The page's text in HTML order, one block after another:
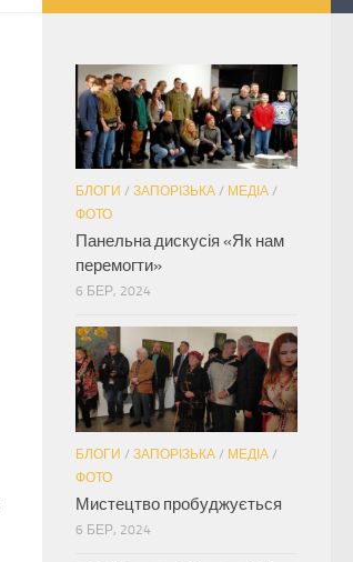
БЛОГИ / ЗАПОРІЗЬКА / МЕДІА /
ФОТО
Панельна дискусія «Як нам
перемогти»
6 БЕР, 2024
БЛОГИ / ЗАПОРІЗЬКА / МЕДІА /
ФОТО
Мистецтво пробуджується
6 БЕР, 2024